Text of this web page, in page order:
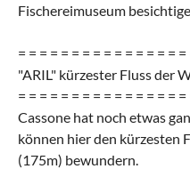
Fischereimuseum
= = = = = = = = = = = = = = =
"ARIL" kürzester Fluss der
= = = = = = = = = = = = = = =
Cassone hat noch etwas
können hier den kürzesten
(175m) bewundern.